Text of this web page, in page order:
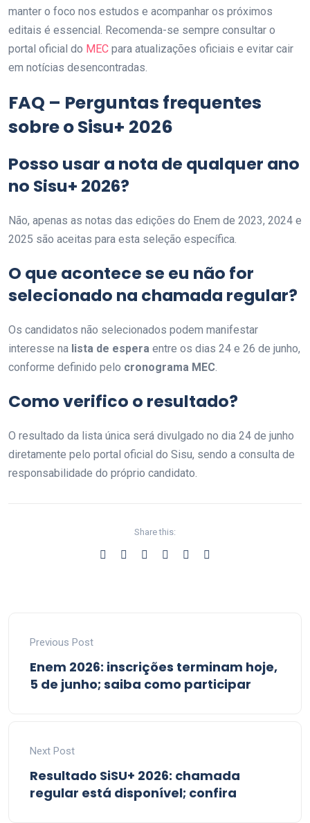
manter o foco nos estudos e acompanhar os próximos
editais é essencial. Recomenda-se sempre consultar o
portal oficial do MEC para atualizações oficiais e evitar cair
em notícias desencontradas.
FAQ – Perguntas frequentes
sobre o Sisu+ 2026
Posso usar a nota de qualquer ano
no Sisu+ 2026?
Não, apenas as notas das edições do Enem de 2023, 2024 e
2025 são aceitas para esta seleção específica.
O que acontece se eu não for
selecionado na chamada regular?
Os candidatos não selecionados podem manifestar
interesse na lista de espera entre os dias 24 e 26 de junho,
conforme definido pelo cronograma MEC
Como verifico o resultado?
O resultado da lista única será divulgado no dia 24 de junho
diretamente pelo portal oficial do Sisu, sendo a consulta de
responsabilidade do próprio candidato.
Share this:
Previous Post
Enem 2026: inscrições terminam hoje,
5 de junho; saiba como participar
Next Post
Resultado SiSU+ 2026: chamada
regular está disponível; confira